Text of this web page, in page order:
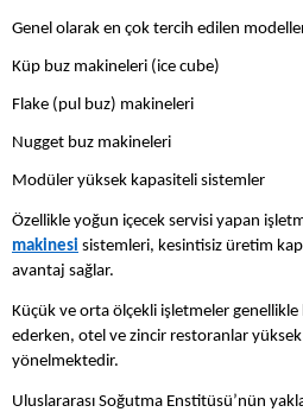
Genel olarak en çok tercih edilen
Küp buz makineleri (ice cube)
Flake (pul buz) makineleri
Nugget buz makineleri
Modüler yüksek kapasiteli sistemler
Özellikle yoğun içecek servisi yapan
makinesi sistemleri, kesintisiz üretim
avantaj sağlar.
Küçük ve orta ölçekli işletmeler
ederken, otel ve zincir restoranlar
yönelmektedir.
Uluslararası Soğutma Enstitüsü’nün